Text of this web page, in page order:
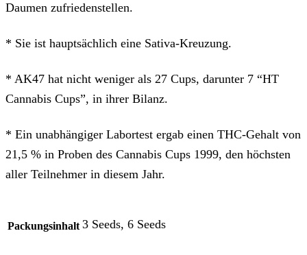
Daumen zufriedenstellen.
* Sie ist hauptsächlich eine Sativa-Kreuzung.
* AK47 hat nicht weniger als 27 Cups, darunter 7 “HT
Cannabis Cups”, in ihrer Bilanz.
* Ein unabhängiger Labortest ergab einen THC-Gehalt von
21,5 % in Proben des Cannabis Cups 1999, den höchsten
aller Teilnehmer in diesem Jahr.
Packungsinhalt 3 Seeds, 6 Seeds